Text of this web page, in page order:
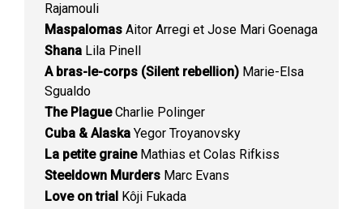
Rajamouli
Maspalomas Aitor Arregi et Jose Mari Goenaga
Shana Lila Pinell
A bras-le-corps (Silent rebellion) Marie-Elsa
Sgualdo
The PlagueCharlie Polinger
Cuba & Alaska Yegor Troyanovsky
La petite graineMathias et Colas Rifkiss
Steeldown Murders Marc Evans
Love on trial Kôji Fukada